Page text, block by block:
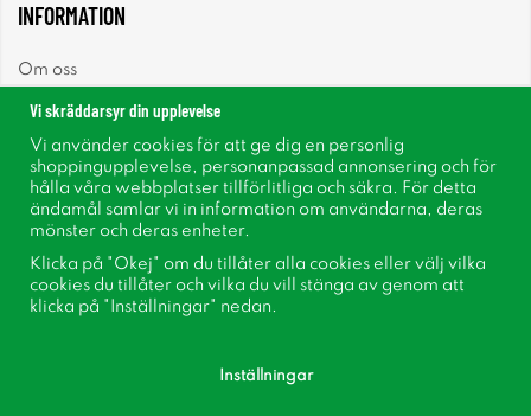
INFORMATION
Om oss
Nyhetsbrev
Om cookies
Inspiration
Vi skräddarsyr din upplevelse
Vi använder cookies för att ge dig en personlig
shoppingupplevelse, personanpassad annonsering och för
hålla våra webbplatser tillförlitliga och säkra. För detta
ändamål samlar vi in information om användarna, deras
mönster och deras enheter.
Klicka på "Okej" om du tillåter alla cookies eller välj vilka
cookies du tillåter och vilka du vill stänga av genom att
klicka på "Inställningar" nedan.
Inställningar